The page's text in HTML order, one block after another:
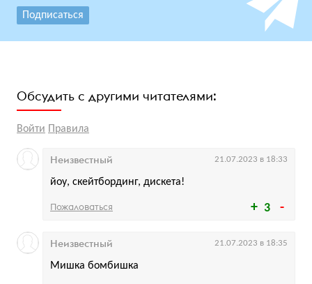
Подписаться
Обсудить с другими читателями:
Войти Правила
3
йоу, скейтбординг, дискета!
Неизвестный 21.07.2023 в 18:33
Пожаловаться
Мишка бомбишка
Неизвестный 21.07.2023 в 18:35